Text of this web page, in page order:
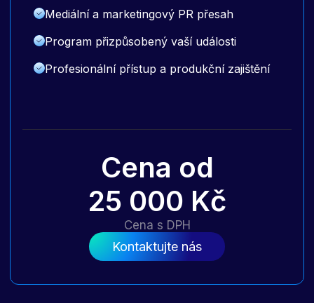
Mediální a marketingový PR přesah
Program přizpůsobený vaší události
Profesionální přístup a produkční zajištění
Cena od
25 000 Kč
Cena s DPH
Kontaktujte nás